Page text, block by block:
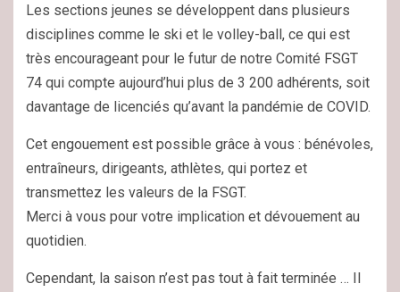
Les sections jeunes se développent dans plusieurs
disciplines comme le ski et le volley-ball, ce qui est
très encourageant pour le futur de notre Comité FSGT
74 qui compte aujourd’hui plus de 3 200 adhérents, soit
davantage de licenciés qu’avant la pandémie de COVID.
Cet engouement est possible grâce à vous : bénévoles,
entraîneurs, dirigeants, athlètes, qui portez et
transmettez les valeurs de la FSGT.
Merci à vous pour votre implication et dévouement au
quotidien.
Cependant, la saison n’est pas tout à fait terminée … Il